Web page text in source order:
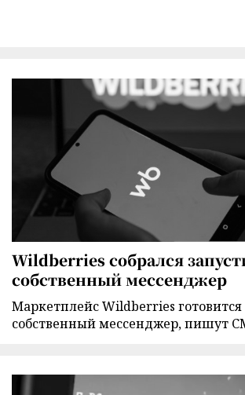
Wildberries собрался
собственный мессенджер
Маркетплейс Wildberries готовится
собственный мессенджер, пишут